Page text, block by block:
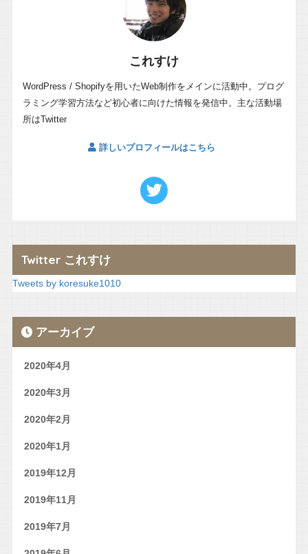
これすけ
WordPress / Shopifyを用いたWeb制作をメインに活動中。プログ
ラミング学習方法など初心者に向けた情報を発信中。主な活動場
所はTwitter
詳しいプロフィールはこちら
Twitter これすけ
Tweets by koresuke1010
アーカイブ
2020年4月
2020年3月
2020年2月
2020年1月
2019年12月
2019年11月
2019年7月